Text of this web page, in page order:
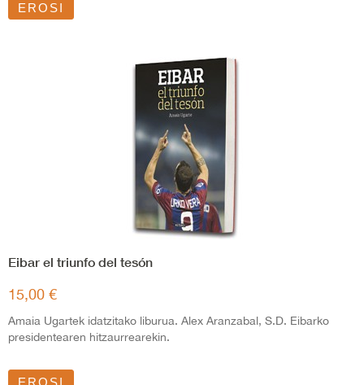
EROSI
Eibar el triunfo del tesón
15,00 €
Amaia Ugartek idatzitako liburua. Alex Aranzabal, S.D. Eibarko
presidentearen hitzaurrearekin.
EROSI